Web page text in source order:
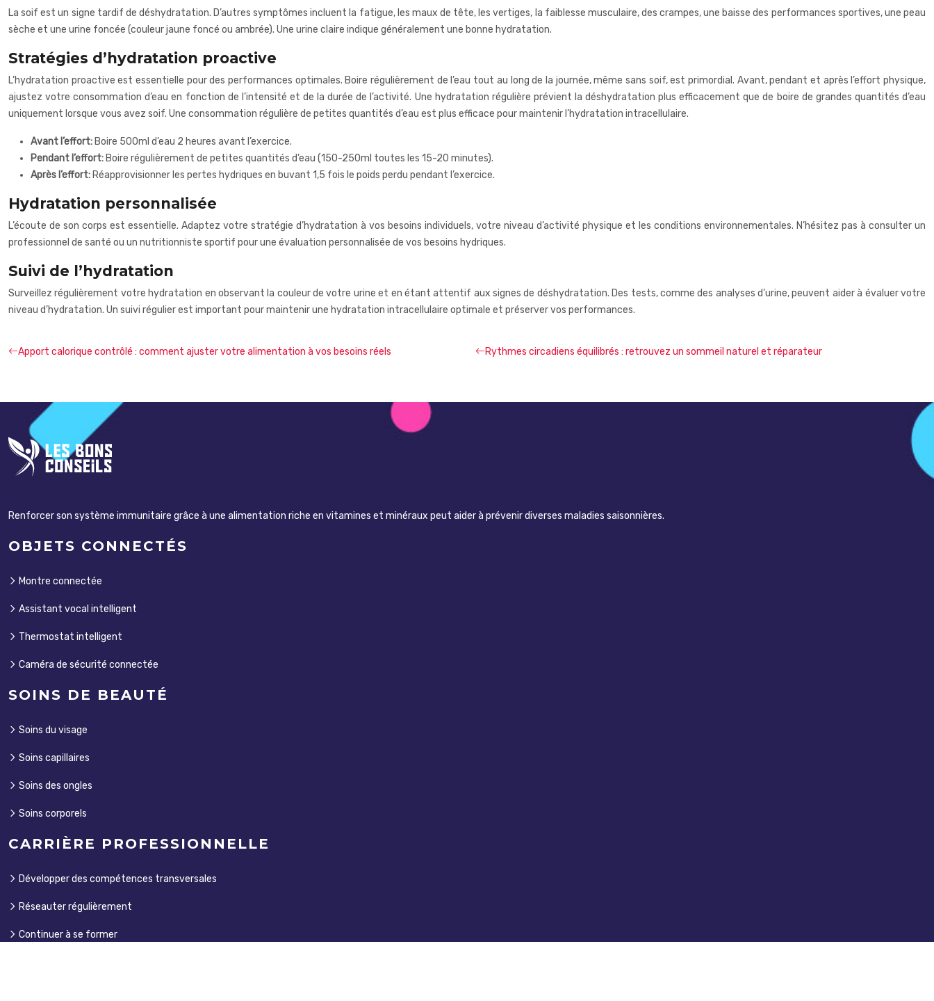
La soif est un signe tardif de déshydratation. D’autres symptômes incluent la fatigue, les maux de tête, les vertiges, la faiblesse musculaire, des crampes, une baisse des performances sportives, une peau
sèche et une urine foncée (couleur jaune foncé ou ambrée). Une urine claire indique généralement une bonne hydratation.
Stratégies d’hydratation proactive
L’hydratation proactive est essentielle pour des performances optimales. Boire régulièrement de l’eau tout au long de la journée, même sans soif, est primordial. Avant, pendant et après l’effort physique,
ajustez votre consommation d’eau en fonction de l’intensité et de la durée de l’activité. Une hydratation régulière prévient la déshydratation plus efficacement que de boire de grandes quantités d’eau
uniquement lorsque vous avez soif. Une consommation régulière de petites quantités d’eau est plus efficace pour maintenir l’hydratation intracellulaire.
Avant l’effort: Boire 500ml d’eau 2 heures avant l’exercice.
Pendant l’effort: Boire régulièrement de petites quantités d’eau (150-250ml toutes les 15-20 minutes).
Après l’effort: Réapprovisionner les pertes hydriques en buvant 1,5 fois le poids perdu pendant l’exercice.
Hydratation personnalisée
L’écoute de son corps est essentielle. Adaptez votre stratégie d’hydratation à vos besoins individuels, votre niveau d’activité physique et les conditions environnementales. N’hésitez pas à consulter un
professionnel de santé ou un nutritionniste sportif pour une évaluation personnalisée de vos besoins hydriques.
Suivi de l’hydratation
Surveillez régulièrement votre hydratation en observant la couleur de votre urine et en étant attentif aux signes de déshydratation. Des tests, comme des analyses d’urine, peuvent aider à évaluer votre
niveau d’hydratation. Un suivi régulier est important pour maintenir une hydratation intracellulaire optimale et préserver vos performances.
Apport calorique contrôlé : comment ajuster votre alimentation à vos besoins réels Rythmes circadiens équilibrés : retrouvez un sommeil naturel et réparateur
Renforcer son système immunitaire grâce à une alimentation riche en vitamines et minéraux peut aider à prévenir diverses maladies saisonnières.
OBJETS CONNECTÉS
Montre connectée
Assistant vocal intelligent
Thermostat intelligent
Caméra de sécurité connectée
SOINS DE BEAUTÉ
Soins du visage
Soins capillaires
Soins des ongles
Soins corporels
CARRIÈRE PROFESSIONNELLE
Développer des compétences transversales
Réseauter régulièrement
Continuer à se former